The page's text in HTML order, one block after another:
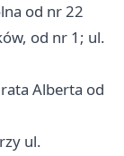
od nr 22
od nr 1; ul.
Alberta od
ul.